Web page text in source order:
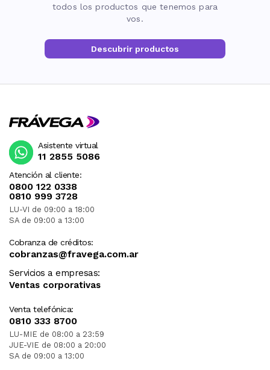
todos los productos que tenemos para
vos.
Descubrir productos
Atención al cliente:
0800 122 0338
0810 999 3728
LU-VI de 09:00 a 18:00
SA de 09:00 a 13:00
Cobranza de créditos:
cobranzas@fravega.com.ar
Servicios a empresas:
Ventas corporativas
Venta telefónica:
0810 333 8700
LU-MIE de 08:00 a 23:59
JUE-VIE de 08:00 a 20:00
SA de 09:00 a 13:00
Asistente virtual
11 2855 5086